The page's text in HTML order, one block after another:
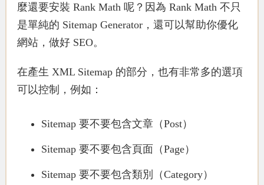
麼還要安裝 Rank Math 呢？因為 Rank Math 不只
是單純的 Sitemap Generator，還可以幫助你優化
網站，做好 SEO。
在產生 XML Sitemap 的部分，也有非常多的選項
可以控制，例如：
Sitemap 要不要包含文章（Post）
Sitemap 要不要包含頁面（Page）
Sitemap 要不要包含類別（Category）